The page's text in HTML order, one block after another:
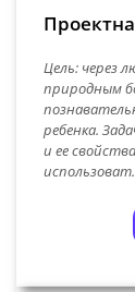
Цель: через
природным
ребенка.
и ее